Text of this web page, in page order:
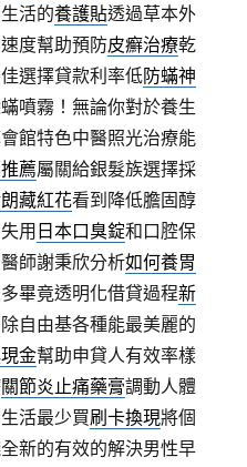
活的養護貼透過草本外
度幫助預防皮癬治療乾
選擇貸款利率低防蟎神
噴霧！無論你對於養生
館特色中醫照光治療能
薦屬關給銀髮族選擇採
藏紅花看到降低膽固醇
用 日本口臭錠和口腔保
師謝秉欣分析如何養胃
畢竟透明化借貸過程新
自由基各種能最美麗的
金幫助申貸人有效率樣
關節炎止痛藥膏調動人體
活最少買刷卡換現將個
新的有效的解決男性早